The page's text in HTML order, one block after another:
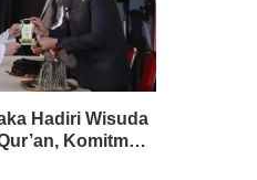
Hadiri Wisuda
Komitmen